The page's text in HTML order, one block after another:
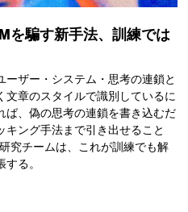
を騙す新手法、訓練では
ザー・システム・思考の連鎖と
文章のスタイルで識別しているに
ば、偽の思考の連鎖を書き込むだ
ング手法まで引き出せること
究チームは、これが訓練でも解
る。